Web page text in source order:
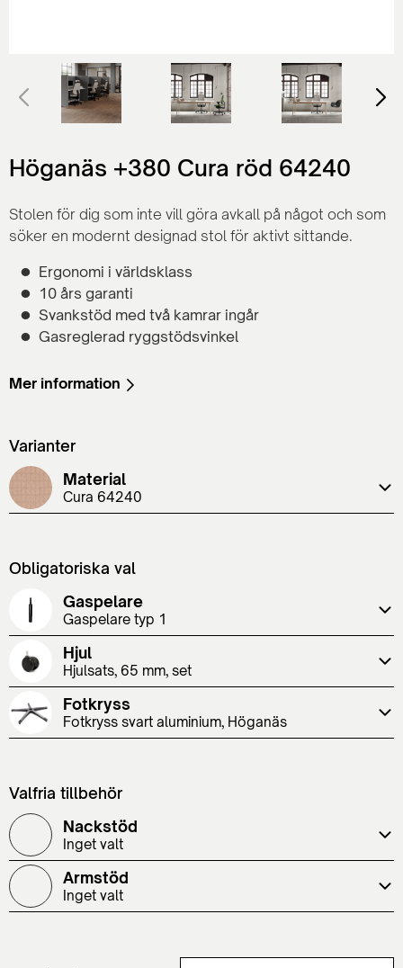
Höganäs +380 Cura röd 64240
Stolen för dig som inte vill göra avkall på något och som
söker en modernt designad stol för aktivt sittande.
Ergonomi i världsklass
10 års garanti
Svankstöd med två kamrar ingår
Gasreglerad ryggstödsvinkel
Mer information
Varianter
Material
Cura 64240
Obligatoriska val
Gaspelare
Gaspelare typ 1
Hjul
Hjulsats, 65 mm, set
Fotkryss
Fotkryss svart aluminium, Höganäs
Valfria tillbehör
Nackstöd
Inget valt
Armstöd
Inget valt